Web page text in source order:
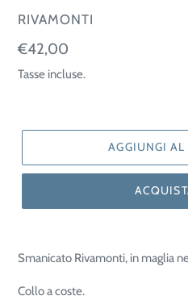
VENDITORE
RIVAMONTI
Prezzo
di
€42,00
Tasse incluse.
AGGIUNGI AL
Smanicato Rivamonti, in maglia
Collo a coste.